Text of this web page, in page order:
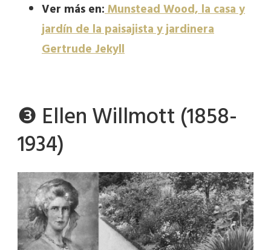
Ver más en:Munstead Wood, la casa y
jardín de la paisajista y jardinera
Gertrude Jekyll
❸ Ellen Willmott (1858-
1934)